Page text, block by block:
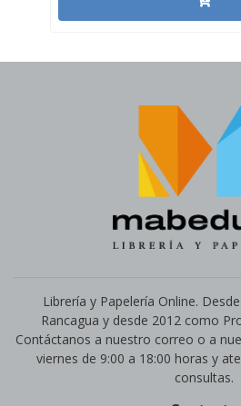
Librería y Papelería Online.
Rancagua y desde 2012 como
Contáctanos a nuestro correo o a
viernes de 9:00 a 18:00 horas y
consultas.